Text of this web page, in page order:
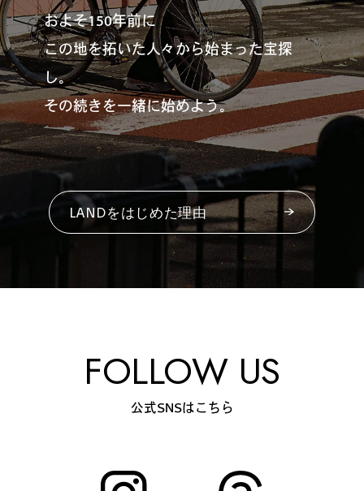
#日帰り遠足
#プレゼントフォー・ユー
# 昼飲み・春飲み
#今月のアートな時間割
およそ150年前に
この地を拓いた人々から始まった宝探
し。
その続きを一緒に始めよう。
LANDをはじめた理由
FOLLOW US
公式SNSはこちら